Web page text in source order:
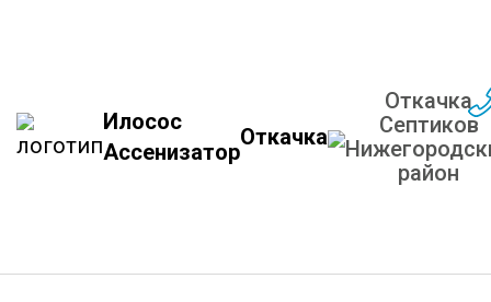
Илосос
Ассенизатор
Откачка
Откачка
Септиков
район